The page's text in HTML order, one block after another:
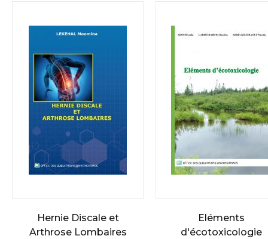
Hernie Discale et
Arthrose Lombaires
Eléments
d'écotoxicologie